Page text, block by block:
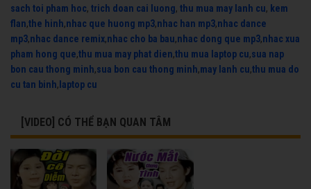
sach toi pham hoc, trich doan cai luong, thu mua may lanh cu, kem
flan,the hinh,nhac que huong mp3,nhac han mp3,nhac dance
mp3,nhac dance remix,nhac cho ba bau,nhac dong que mp3,nhac xua
pham hong que,thu mua may phat dien,thu mua laptop cu,sua nap
bon cau thong minh,sua bon cau thong minh,may lanh cu,thu mua do
cu tan binh, laptop cu
[VIDEO] CÓ THỂ BẠN QUAN TÂM